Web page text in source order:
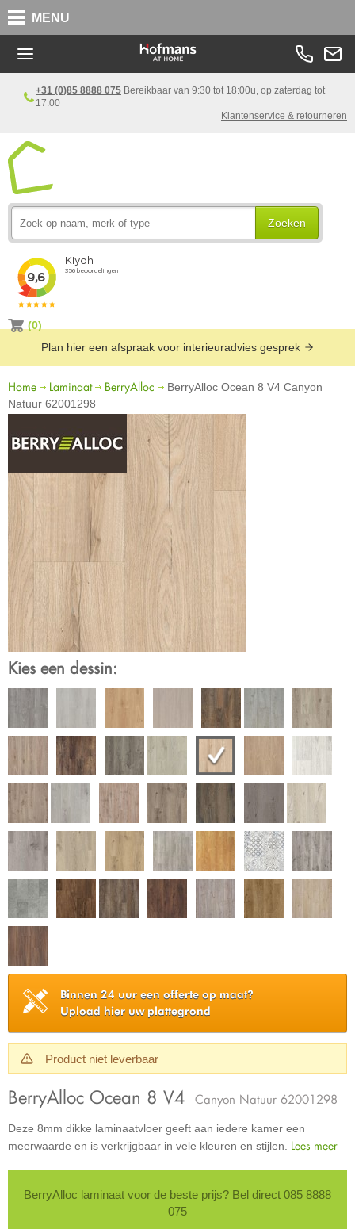
MENU
+31 (0)85 8888 075 Bereikbaar van 9:30 tot 18:00u, op zaterdag tot
17:00
Klantenservice & retourneren
Zoeken
(0)
Plan hier een afspraak voor interieuradvies gesprek
Home Laminaat BerryAlloc
BerryAlloc Ocean 8 V4 Canyon
Natuur 62001298
Kies een dessin:
Binnen 24 uur een offerte op maat?
Upload hier uw plattegrond
Product niet leverbaar
BerryAlloc Ocean 8 V4 Canyon Natuur 62001298
Deze 8mm dikke laminaatvloer geeft aan iedere kamer een
meerwaarde en is verkrijgbaar in vele kleuren en stijlen. Lees meer
BerryAlloc laminaat voor de beste prijs? Bel direct 085 8888
075